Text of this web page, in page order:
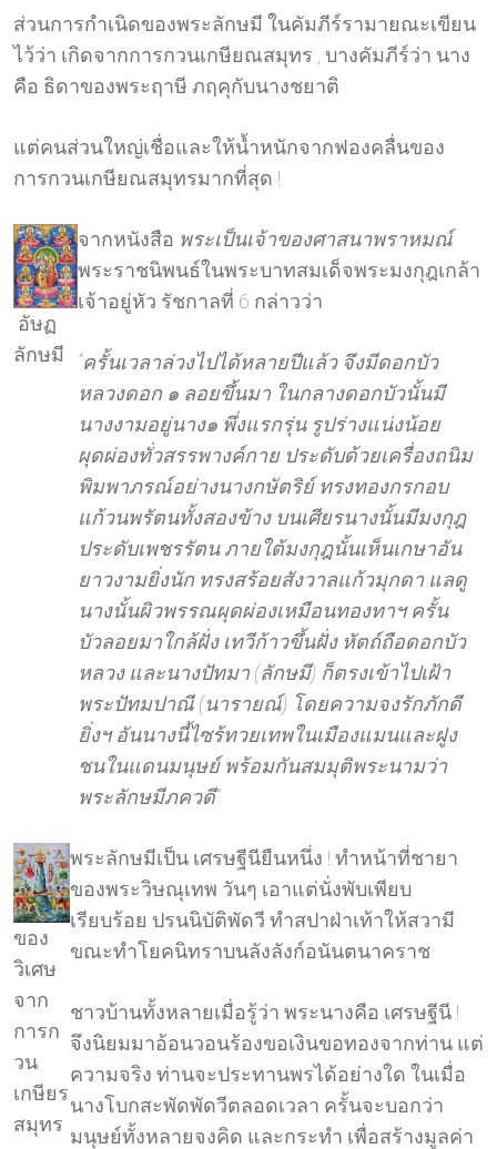
ส่วนการกำเนิดของพระลักษมี ในคัมภีร์รามายณะเขียน
ไว้ว่า เกิดจากการกวนเกษียณสมุทร , บางคัมภีร์ว่า นาง
คือ ธิดาของพระฤาษี ภฤคุกับนางชยาติ
แต่คนส่วนใหญ่เชื่อและให้น้ำหนักจากฟองคลื่นของ
การกวนเกษียณสมุทรมากที่สุด !
อัษฏ
ลักษมี
จากหนังสือ พระเป็นเจ้าของศาสนาพราหมณ์
พระราชนิพนธ์ในพระบาทสมเด็จพระมงกุฎเกล้า
เจ้าอยู่หัว รัชกาลที่ 6 กล่าวว่า
“ครั้นเวลาล่วงไปได้หลายปีแล้ว จึงมีดอกบัว
หลวงดอก ๑ ลอยขึ้นมา ในกลางดอกบัวนั้นมี
นางงามอยู่นาง๑ พึ่งแรกรุ่น รูปร่างแน่งน้อย
ผุดผ่องทั่วสรรพางค์กาย ประดับด้วยเครื่องถนิม
พิมพาภรณ์อย่างนางกษัตริย์ ทรงทองกรกอบ
แก้วนพรัตนทั้งสองข้าง บนเศียรนางนั้นมีมงกุฎ
ประดับเพชรรัตน ภายใต้มงกุฎนั้นเห็นเกษาอัน
ยาวงามยิ่งนัก ทรงสร้อยสังวาลแก้วมุกดา แลดู
นางนั้นผิวพรรณผุดผ่องเหมือนทองทาฯ ครั้น
บัวลอยมาใกล้ฝั่ง เทวีก้าวขึ้นฝั่ง หัตถ์ถือดอกบัว
หลวง และนางปัทมา (ลักษมี) ก็ตรงเข้าไปเฝ้า
พระปัทมปาณี (นารายณ์) โดยความจงรักภักดี
ยิ่งฯ อันนางนี้ไซร้ทวยเทพในเมืองแมนและฝูง
ชนในแดนมนุษย์ พร้อมกันสมมุติพระนามว่า
พระลักษมีภควดี”
ของ
วิเศษ
จาก
การก
วน
เกษียร
สมุทร
พระลักษมีเป็น เศรษฐีนียืนหนึ่ง ! ทำหน้าที่ชายา
ของพระวิษณุเทพ วันๆ เอาแต่นั่งพับเพียบ
เรียบร้อย ปรนนิบัติพัดวี ทำสปาฝ่าเท้าให้สวามี
ขณะทำโยคนิทราบนลังลังก์อนันตนาคราช
ชาวบ้านทั้งหลายเมื่อรู้ว่า พระนางคือ เศรษฐีนี !
จึงนิยมมาอ้อนวอนร้องขอเงินขอทองจากท่าน แต่
ความจริง ท่านจะประทานพรได้อย่างใด ในเมื่อ
นางโบกสะพัดพัดวีตลอดเวลา ครั้นจะบอกว่า
มนุษย์ทั้งหลายจงคิด และกระทำ เพื่อสร้างมูลค่า